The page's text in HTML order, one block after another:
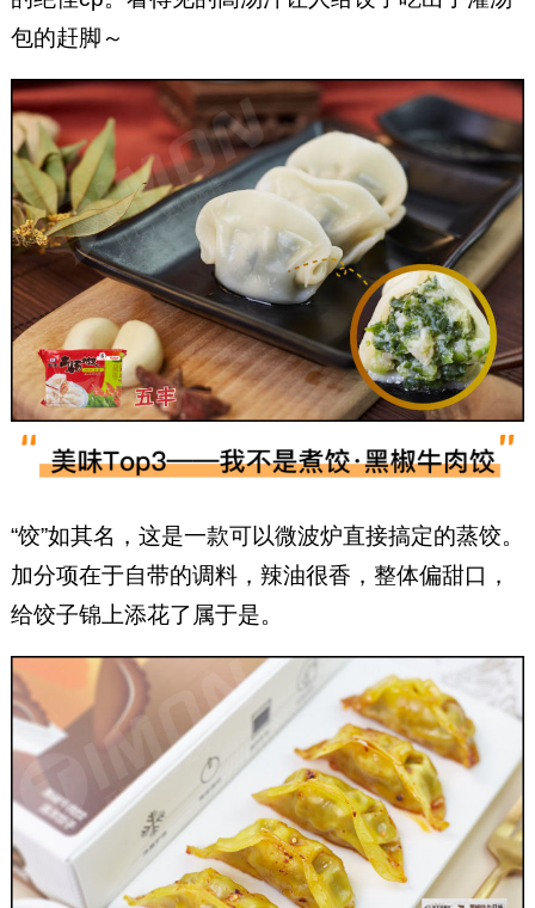
包的赶脚～
“饺”如其名，这是一款可以微波炉直接搞定的蒸饺。
加分项在于自带的调料，辣油很香，整体偏甜口，
给饺子锦上添花了属于是。